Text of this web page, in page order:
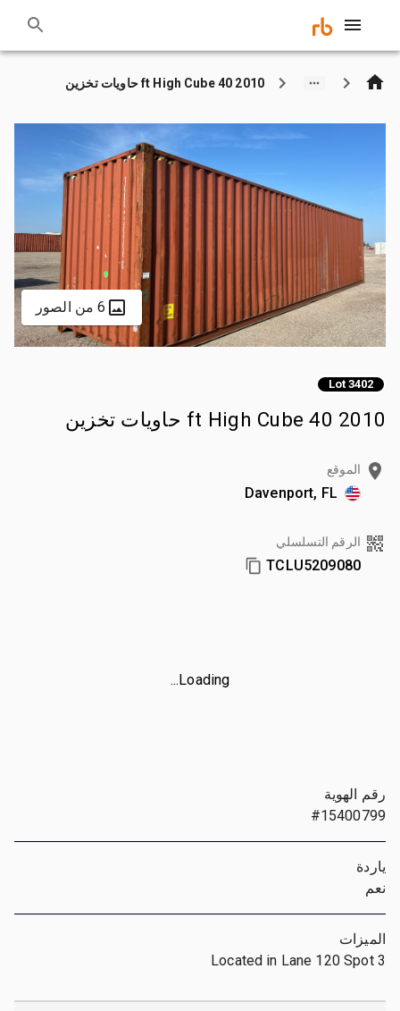
2010 40 ft High Cube حاويات تخزين
6 من الصور
Lot 3402
2010 40 ft High Cube حاويات تخزين
الموقع
Davenport, FL
الرقم التسلسلي
TCLU5209080
Loading...
رقم الهوية
#15400799
ياردة
نعم
الميزات
Located in Lane 120 Spot 3